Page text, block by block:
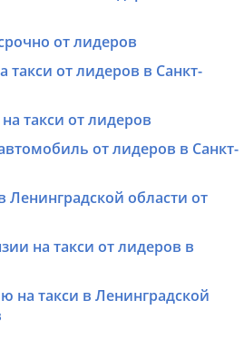
от лидеров
от лидеров в Санкт-
такси от лидеров
от лидеров в Санкт-
Ленинградской области от
на такси от лидеров в
на такси в Ленинградской